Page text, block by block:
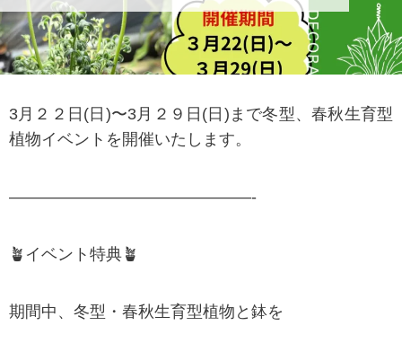
3月２２日(日)〜3月２９日(日)まで冬型、春秋生育型
植物イベントを開催いたします。
———————————————-
🪴イベント特典🪴
期間中、冬型・春秋生育型植物と鉢を